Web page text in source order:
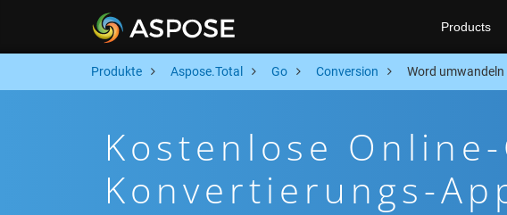
Products
Produkte Aspose.Total Go Conversion Word umwandeln
Kostenlose Online-
Konvertierungs-